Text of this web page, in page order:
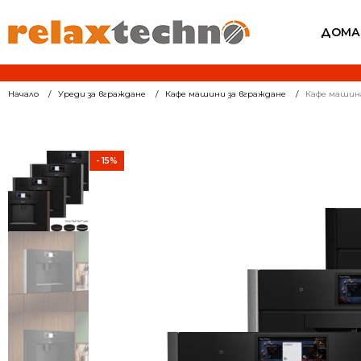
Начало Уреди за вграждане Кафе машини за вграждане Кафе машина
- 15%